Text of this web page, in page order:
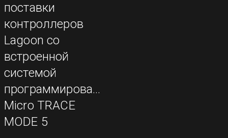
поставки
контроллеров
Lagoon со
встроенной
системой
программирования
Micro TRACE
MODE 5